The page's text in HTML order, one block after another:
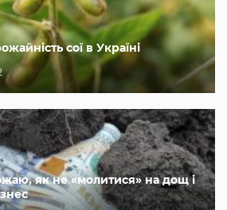
сої в Україні
як не «молитися» на дощ і